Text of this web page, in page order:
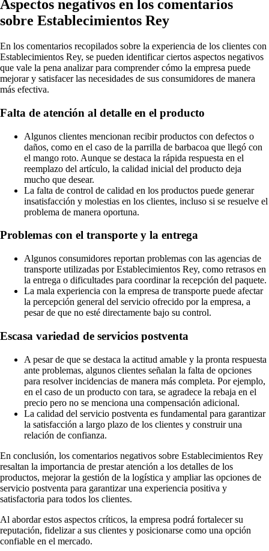
Aspectos negativos en los comentarios
sobre Establecimientos Rey
En los comentarios recopilados sobre la experiencia de los clientes con
Establecimientos Rey, se pueden identificar ciertos aspectos negativos
que vale la pena analizar para comprender cómo la empresa puede
mejorar y satisfacer las necesidades de sus consumidores de manera
más efectiva.
Falta de atención al detalle en el producto
Algunos clientes mencionan recibir productos con defectos o
daños, como en el caso de la parrilla de barbacoa que llegó con
el mango roto. Aunque se destaca la rápida respuesta en el
reemplazo del artículo, la calidad inicial del producto deja
mucho que desear.
La falta de control de calidad en los productos puede generar
insatisfacción y molestias en los clientes, incluso si se resuelve el
problema de manera oportuna.
Problemas con el transporte y la entrega
Algunos consumidores reportan problemas con las agencias de
transporte utilizadas por Establecimientos Rey, como retrasos en
la entrega o dificultades para coordinar la recepción del paquete.
La mala experiencia con la empresa de transporte puede afectar
la percepción general del servicio ofrecido por la empresa, a
pesar de que no esté directamente bajo su control.
Escasa variedad de servicios postventa
A pesar de que se destaca la actitud amable y la pronta respuesta
ante problemas, algunos clientes señalan la falta de opciones
para resolver incidencias de manera más completa. Por ejemplo,
en el caso de un producto con tara, se agradece la rebaja en el
precio pero no se menciona una compensación adicional.
La calidad del servicio postventa es fundamental para garantizar
la satisfacción a largo plazo de los clientes y construir una
relación de confianza.
En conclusión, los comentarios negativos sobre Establecimientos Rey
resaltan la importancia de prestar atención a los detalles de los
productos, mejorar la gestión de la logística y ampliar las opciones de
servicio postventa para garantizar una experiencia positiva y
satisfactoria para todos los clientes.
Al abordar estos aspectos críticos, la empresa podrá fortalecer su
reputación, fidelizar a sus clientes y posicionarse como una opción
confiable en el mercado.